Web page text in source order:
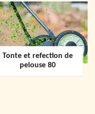
Tonte et refection de
pelouse 80